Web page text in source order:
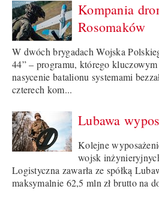
Kompania
Rosomaków
W dwóch brygadach Wojska
44” – programu, którego
nasycenie batalionu systemami
czterech kom...
Lubawa
Kolejne
wojsk
Logistyczna zawarła ze spółką
maksymalnie 62,5 mln zł brutto na